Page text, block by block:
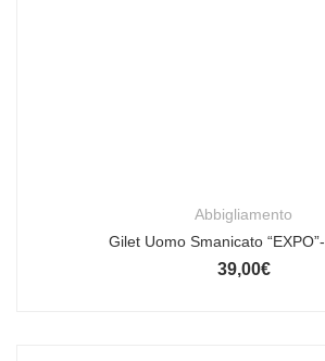
Abbigliamento
Gilet Uomo Smanicato
39,00€